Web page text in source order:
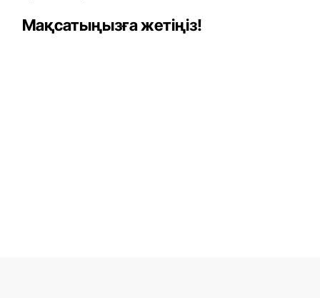
Мақсатыңызға жетіңіз!